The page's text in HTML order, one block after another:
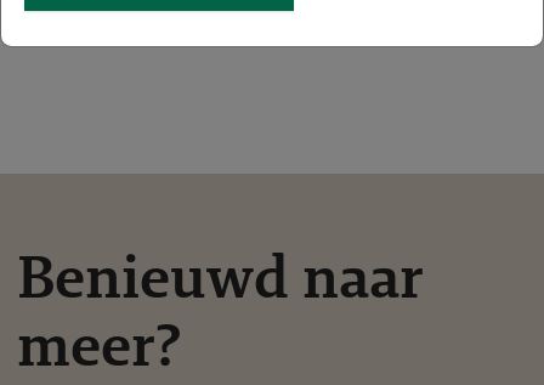
Benieuwd naar
meer?